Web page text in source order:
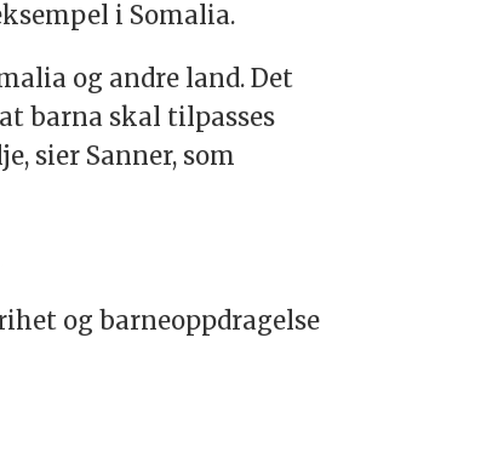
i Somalia.
og andre land. Det
barna skal tilpasses
sier Sanner, som
og barneoppdragelse